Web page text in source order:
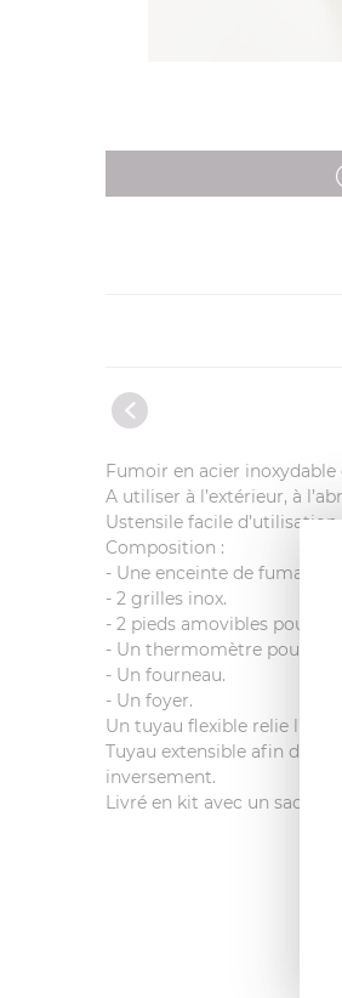
Fumoir en acier
A utiliser à l’extérieur, à
Ustensile facile
Composition :
- Une enceinte de fumage
- 2 grilles inox.
- 2 pieds amovibles pour
- Un thermomètre pour
- Un fourneau.
- Un foyer.
Un tuyau flexible relie
Tuyau extensible afin de
inversement.
Livré en kit avec un sachet